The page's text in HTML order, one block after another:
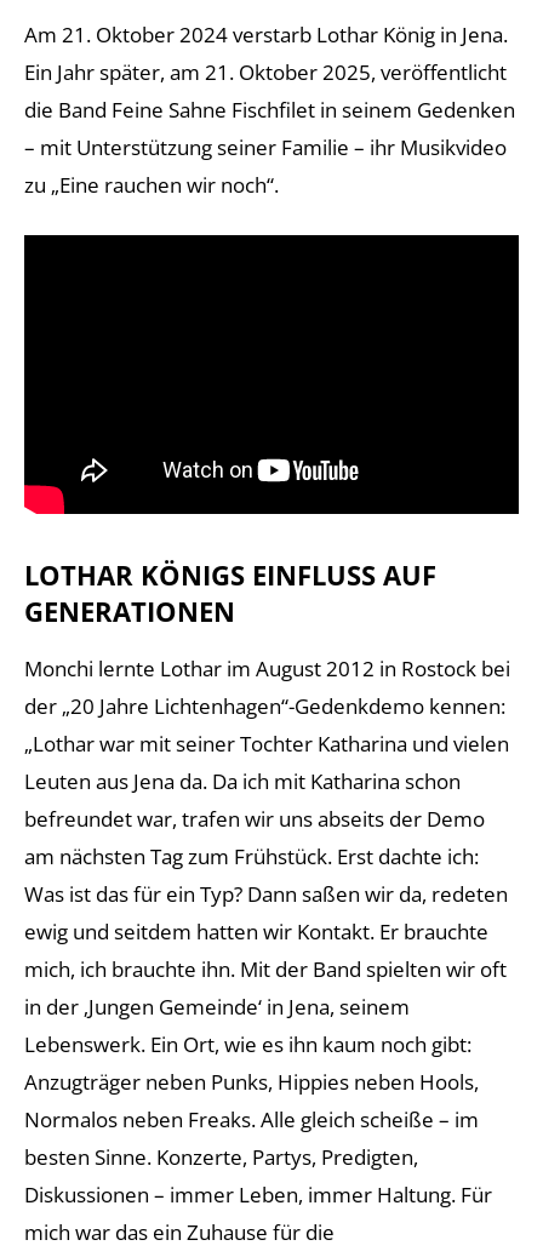
Am 21. Oktober 2024 verstarb Lothar König in Jena.
Ein Jahr später, am 21. Oktober 2025, veröffentlicht
die Band Feine Sahne Fischfilet in seinem Gedenken
– mit Unterstützung seiner Familie – ihr Musikvideo
zu „Eine rauchen wir noch“.
LOTHAR KÖNIGS EINFLUSS AUF
GENERATIONEN
Monchi lernte Lothar im August 2012 in Rostock bei
der „20 Jahre Lichtenhagen“-Gedenkdemo kennen:
„Lothar war mit seiner Tochter Katharina und vielen
Leuten aus Jena da. Da ich mit Katharina schon
befreundet war, trafen wir uns abseits der Demo
am nächsten Tag zum Frühstück. Erst dachte ich:
Was ist das für ein Typ? Dann saßen wir da, redeten
ewig und seitdem hatten wir Kontakt. Er brauchte
mich, ich brauchte ihn. Mit der Band spielten wir oft
in der ‚Jungen Gemeinde‘ in Jena, seinem
Lebenswerk. Ein Ort, wie es ihn kaum noch gibt:
Anzugträger neben Punks, Hippies neben Hools,
Normalos neben Freaks. Alle gleich scheiße – im
besten Sinne. Konzerte, Partys, Predigten,
Diskussionen – immer Leben, immer Haltung. Für
mich war das ein Zuhause für die